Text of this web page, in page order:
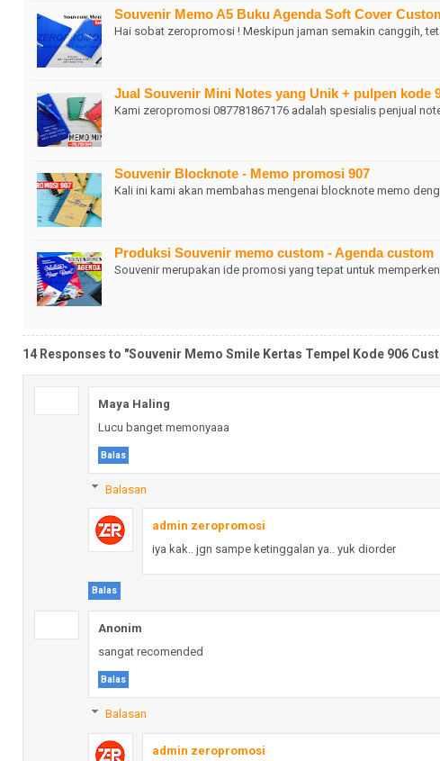
Souvenir Memo A5 Buku Agenda Soft Cover
Hai sobat zeropromosi ! Meskipun jaman semakin canggih,
Jual Souvenir Mini Notes yang Unik + pulpen kode
Kami zeropromosi 087781867176 adalah spesialis penjual
Souvenir Blocknote - Memo promosi 907
Kali ini kami akan membahas mengenai blocknote memo
Produksi Souvenir memo custom - Agenda custom
Souvenir merupakan ide promosi yang tepat untuk
14 Responses to "Souvenir Memo Smile Kertas Tempel Kode 906
Maya Haling
Lucu banget memonyaaa
Balas
Balasan
admin zeropromosi
iya kak.. jgn sampe ketinggalan ya.. yuk diorder
Balas
Anonim
sangat recomended
Balas
Balasan
admin zeropromosi